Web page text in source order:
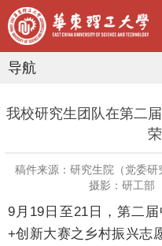
导航
我校研究生团队在第二
稿件来源：研究生院（党委研
摄影：研工部
9月19日至21日，第二
+创新大赛之乡村振兴志